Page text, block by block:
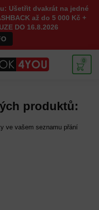
Ušetřit dvakrát na jedné
až do 5 000 Kč +
DO 16.8.2026
0
produktů:
ve vašem seznamu přání